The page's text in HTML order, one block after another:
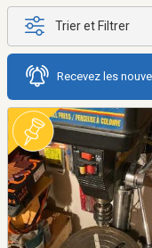
Trier et Filtrer
Recevez les